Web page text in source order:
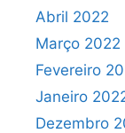
Abril 2022
Março 2022
Fevereiro
Janeiro
Dezembro